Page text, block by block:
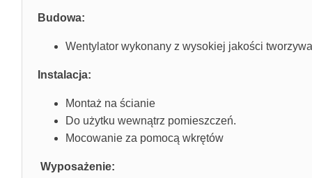
Budowa:
Wentylator wykonany z wysokiej jakości tworzywa
Instalacja:
Montaż na ścianie
Do użytku wewnątrz pomieszczeń.
Mocowanie za pomocą wkrętów
Wyposażenie: